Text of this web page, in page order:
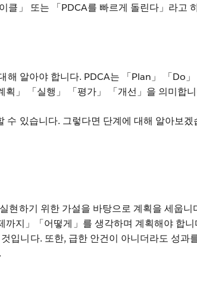
클」 또는 「PDCA를 빠르게 돌린다」라고
알아야 합니다. PDCA는 「Plan」 「Do」
」 「실행」 「평가」 「개선」을 의미합
수 있습니다. 그렇다면 단계에 대해 알아보겠
현하기 위한 가설을 바탕으로 계획을 세웁니
까지」「어떻게」를 생각하며 계획해야 합니
입니다. 또한, 급한 안건이 아니더라도 성과